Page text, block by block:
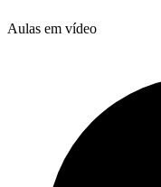
Aulas em vídeo